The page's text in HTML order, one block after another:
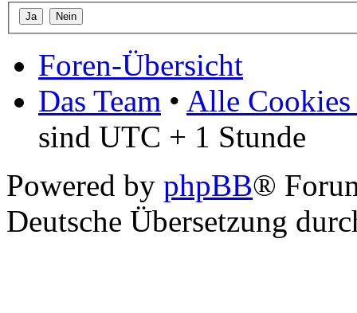
Foren-Übersicht
Das Team • Alle Cookies
sind UTC + 1 Stunde
Powered by phpBB®
Deutsche Übersetzung